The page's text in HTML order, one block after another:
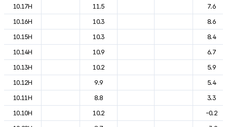
10.17H
11.5
7.6
10.16H
10.3
8.6
10.15H
10.3
8.4
10.14H
10.9
6.7
10.13H
10.2
5.9
10.12H
9.9
5.4
10.11H
8.8
3.3
10.10H
10.2
-0.2